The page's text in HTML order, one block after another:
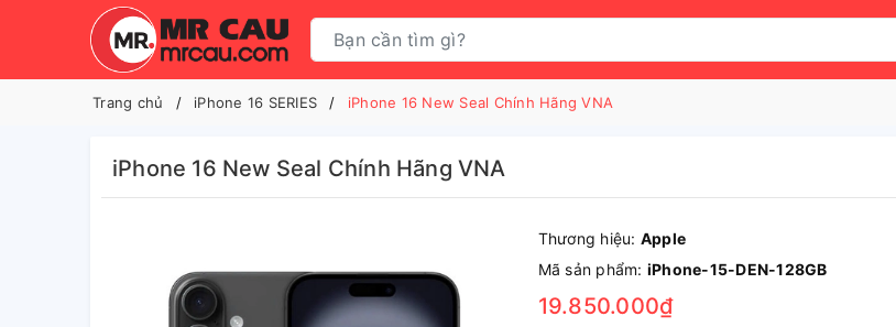
Trang chủ iPhone 16 SERIES iPhone 16 New Seal Chính Hãng VNA
iPhone 16 New Seal Chính Hãng VNA
Thương hiệu: Apple
Mã sản phẩm: iPhone-15-DEN-128GB
19.850.000₫